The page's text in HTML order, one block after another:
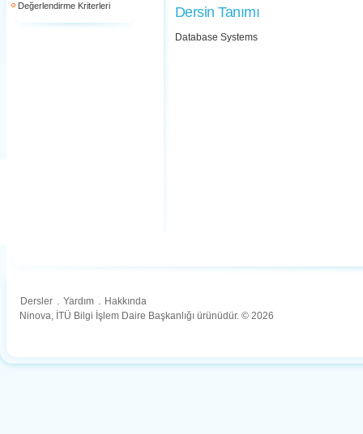
Değerlendirme Kriterleri
Dersin Tanımı
Database Systems
Dersler . Yardım . Hakkında
Ninova, İTÜ Bilgi İşlem Daire Başkanlığı ürünüdür. © 2026